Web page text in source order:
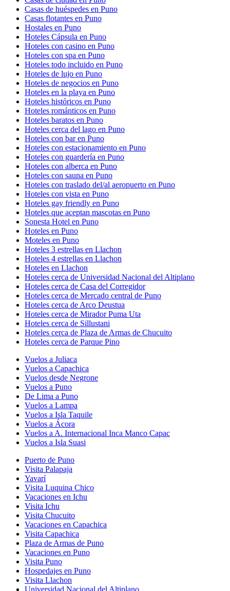
Casas de huéspedes en Puno
Casas flotantes en Puno
Hostales en Puno
Hoteles Cápsula en Puno
Hoteles con casino en Puno
Hoteles con spa en Puno
Hoteles todo incluido en Puno
Hoteles de lujo en Puno
Hoteles de negocios en Puno
Hoteles en la playa en Puno
Hoteles históricos en Puno
Hoteles románticos en Puno
Hoteles baratos en Puno
Hoteles cerca del lago en Puno
Hoteles con bar en Puno
Hoteles con estacionamiento en Puno
Hoteles con guardería en Puno
Hoteles con alberca en Puno
Hoteles con sauna en Puno
Hoteles con traslado del/al aeropuerto en Puno
Hoteles con vista en Puno
Hoteles gay friendly en Puno
Hoteles que aceptan mascotas en Puno
Sonesta Hotel en Puno
Hoteles en Puno
Moteles en Puno
Hoteles 3 estrellas en Llachon
Hoteles 4 estrellas en Llachon
Hoteles en Llachon
Hoteles cerca de Universidad Nacional del Altiplano
Hoteles cerca de Casa del Corregidor
Hoteles cerca de Mercado central de Puno
Hoteles cerca de Arco Deustua
Hoteles cerca de Mirador Puma Uta
Hoteles cerca de Sillustani
Hoteles cerca de Plaza de Armas de Chucuito
Hoteles cerca de Parque Pino
Vuelos a Juliaca
Vuelos a Capachica
Vuelos desde Negrone
Vuelos a Puno
De Lima a Puno
Vuelos a Lampa
Vuelos a Isla Taquile
Vuelos a Ácora
Vuelos a A. Internacional Inca Manco Capac
Vuelos a Isla Suasi
Puerto de Puno
Visita Palapaja
Yavarí
Visita Luquina Chico
Vacaciones en Ichu
Visita Ichu
Visita Chucuito
Vacaciones en Capachica
Visita Capachica
Plaza de Armas de Puno
Vacaciones en Puno
Visita Puno
Hospedajes en Puno
Visita Llachon
Universidad Nacional del Altiplano